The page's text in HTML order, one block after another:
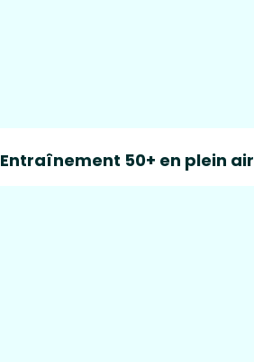
Entraînement 50+ en plein air